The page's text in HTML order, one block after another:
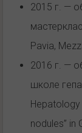
2015 г. —
Pavia,
2016 г. —
школе
nodules” in